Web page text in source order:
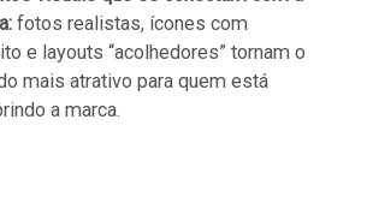
fotos realistas, ícones com
e layouts “acolhedores” tornam o
mais atrativo para quem está
a marca.